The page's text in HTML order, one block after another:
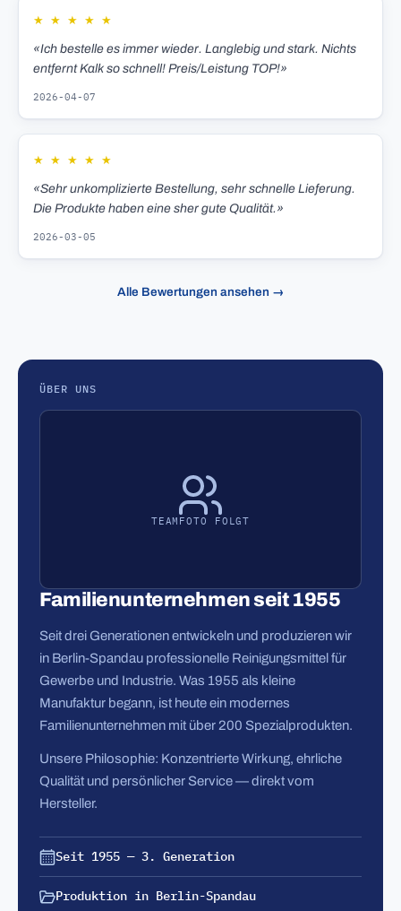
★ ★ ★ ★ ★
«Ich bestelle es immer wieder. Langlebig und stark. Nichts
entfernt Kalk so schnell! Preis/Leistung TOP!»
2026-04-07
★ ★ ★ ★ ★
«Sehr unkomplizierte Bestellung, sehr schnelle Lieferung.
Die Produkte haben eine sher gute Qualität.»
2026-03-05
Alle Bewertungen ansehen →
ÜBER UNS
TEAMFOTO FOLGT
Familienunternehmen seit 1955
Seit drei Generationen entwickeln und produzieren wir
in Berlin-Spandau professionelle Reinigungsmittel für
Gewerbe und Industrie. Was 1955 als kleine
Manufaktur begann, ist heute ein modernes
Familienunternehmen mit über 200 Spezialprodukten.
Unsere Philosophie: Konzentrierte Wirkung, ehrliche
Qualität und persönlicher Service — direkt vom
Hersteller.
Seit 1955 — 3. Generation
Produktion in Berlin-Spandau